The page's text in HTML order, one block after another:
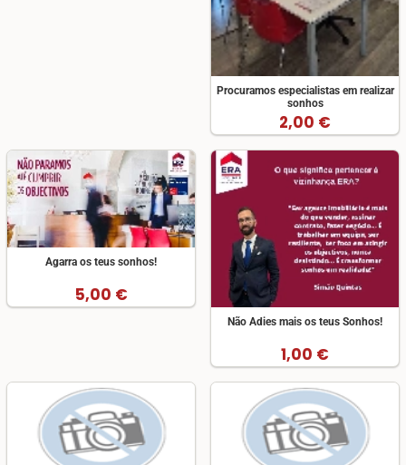
Procuramos especialistas em realizar
sonhos
2,00 €
Agarra os teus sonhos!
5,00 €
Não Adies mais os teus Sonhos!
1,00 €